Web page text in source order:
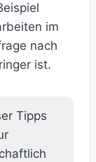
im
nach
ist.
Tipps